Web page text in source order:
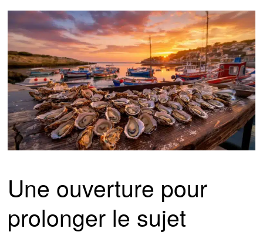
Une ouverture pour
prolonger le sujet